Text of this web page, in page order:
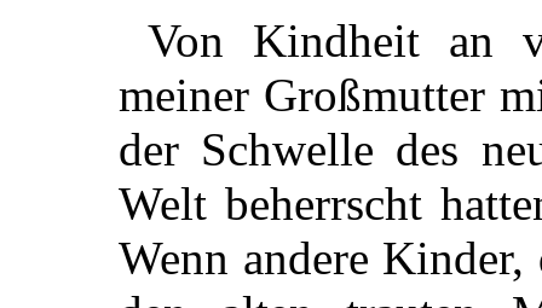
Von Kindheit an
meiner Großmutter
der Schwelle des
Welt beherrscht
Wenn andere